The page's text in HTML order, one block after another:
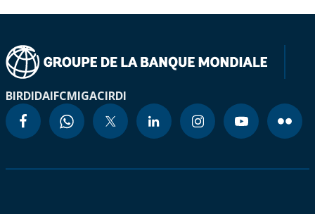
BIRDIDAIFCMIGACIRDI